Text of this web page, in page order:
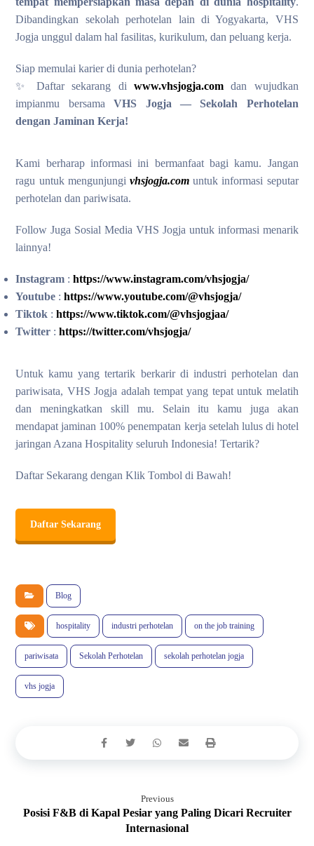
Dibandingkan sekolah perhotelan lain di Yogyakarta, VHS
Jogja unggul dalam hal fasilitas, kurikulum, dan peluang kerja.
Siap memulai karier di dunia perhotelan?
✨ Daftar sekarang di www.vhsjogja.comdan wujudkan
impianmu bersamaVHS Jogja — Sekolah Perhotelan
dengan Jaminan Kerja!
Kami berharap informasi ini bermanfaat bagi kamu. Jangan
ragu untuk mengunjungi vhsjogja.com untuk informasi seputar
perhotelan dan pariwisata.
Follow Juga Sosial Media VHS Jogja untuk informasi menarik
lainnya!
Instagram : https://www.instagram.com/vhsjogja/
Youtube : https://www.youtube.com/@vhsjogja/
Tiktok : https://www.tiktok.com/@vhsjogjaa/
Twitter :https://twitter.com/vhsjogja/
Untuk kamu yang tertarik berkarir di industri perhotelan dan
pariwisata, VHS Jogja adalah tempat yang tepat untuk melatih
dan meningkatkan skill mu. Selain itu kamu juga akan
mendapat jaminan 100% penempatan kerja setelah lulus di hotel
jaringan Azana Hospitality seluruh Indonesia! Tertarik?
Daftar Sekarang dengan Klik Tombol di Bawah!
Daftar Sekarang
Blog
hospitality industri perhotelan on the job training
pariwisata Sekolah Perhotelan sekolah perhotelan jogja
vhs jogja
Previous
Posisi F&B di Kapal Pesiar yang Paling Dicari Recruiter
Internasional